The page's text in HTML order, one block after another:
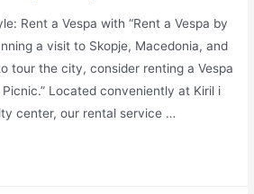
Rent a Vespa with “Rent a Vespa by
a visit to Skopje, Macedonia, and
tour the city, consider renting a Vespa
Located conveniently at Kiril i
center, our rental service …